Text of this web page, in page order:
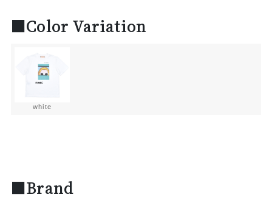
■Color Variation
white
■Brand